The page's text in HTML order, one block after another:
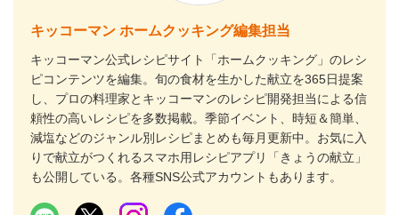
キッコーマン ホームクッキング編集担当
キッコーマン公式レシピサイト「ホームクッキング」のレシ
ピコンテンツを編集。旬の食材を生かした献立を365日提案
し、プロの料理家とキッコーマンのレシピ開発担当による信
頼性の高いレシピを多数掲載。季節イベント、時短＆簡単、
減塩などのジャンル別レシピまとめも毎月更新中。お気に入
りで献立がつくれるスマホ用レシピアプリ「きょうの献立」
も公開している。各種SNS公式アカウントもあります。